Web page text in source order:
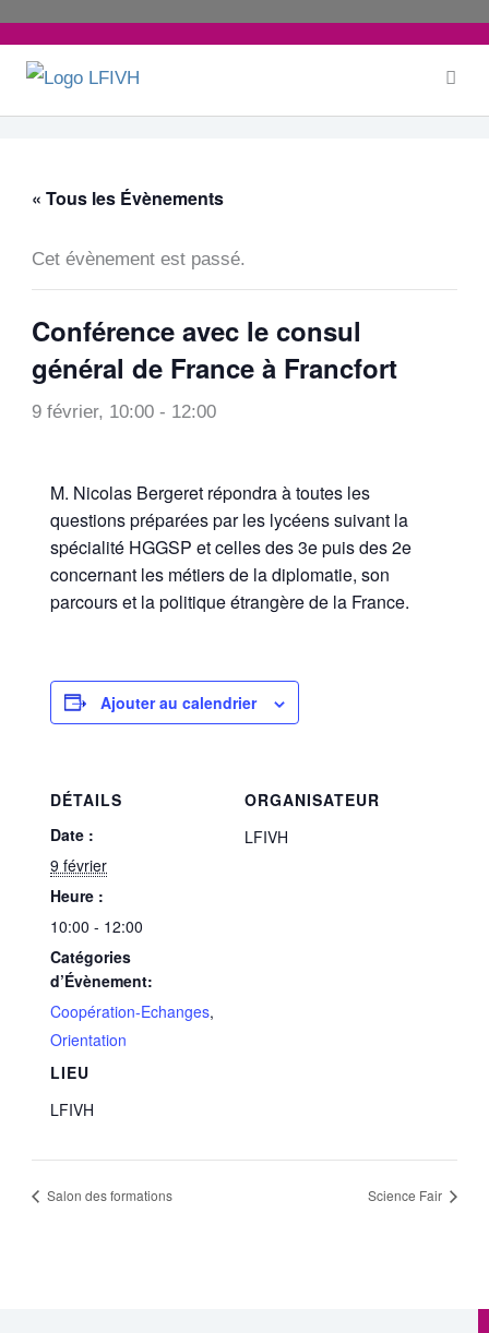
au
contenu
« Tous les Évènements
Cet évènement est passé.
Conférence avec le consul
général de France à Francfort
9 février, 10:00 - 12:00
M. Nicolas Bergeret répondra à toutes les
questions préparées par les lycéens suivant la
spécialité HGGSP et celles des 3e puis des 2e
concernant les métiers de la diplomatie, son
parcours et la politique étrangère de la France.
Ajouter au calendrier
DÉTAILS
Date :
9 février
Heure :
10:00 - 12:00
Catégories
d’Évènement:
Coopération-Echanges,
Orientation
LIEU
LFIVH
ORGANISATEUR
LFIVH
Salon des formations Science Fair